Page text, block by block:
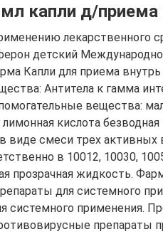
капли д/приема
лекарственного
детский
Капли для приема
Антитела к гамма
вещества:
кислота
виде смеси трех активных
в 10012, 10030,
прозрачная жидкость.
для системного
системного применения.
препараты